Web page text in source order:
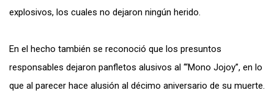
explosivos, los cuales no dejaron ningún herido.
En el hecho también se reconoció que los presuntos
responsables dejaron panfletos alusivos al ‘“Mono Jojoy”, en lo
que al parecer hace alusión al décimo aniversario de su muerte.